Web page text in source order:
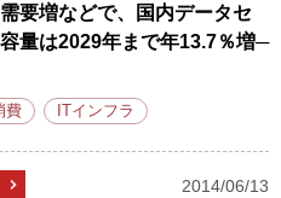
要増などで、国内データセ
量は2029年まで年13.7％増─
費 ITインフラ
2014/06/13